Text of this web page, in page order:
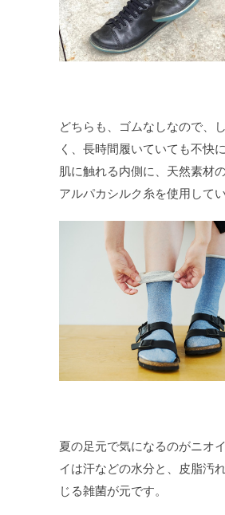
どちらも、ゴムなしなので、
く、長時間履いていても不快
肌に触れる内側に、天然素材
アルパカシルク糸を使用してい
夏の足元で気になるのがニオ
イは汗などの水分と、皮脂汚
じる雑菌が元です。